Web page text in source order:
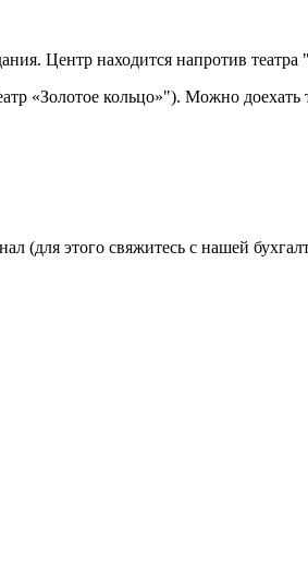
Центр находится напротив театра
«Золотое кольцо»"). Можно доехать
(для этого свяжитесь с нашей